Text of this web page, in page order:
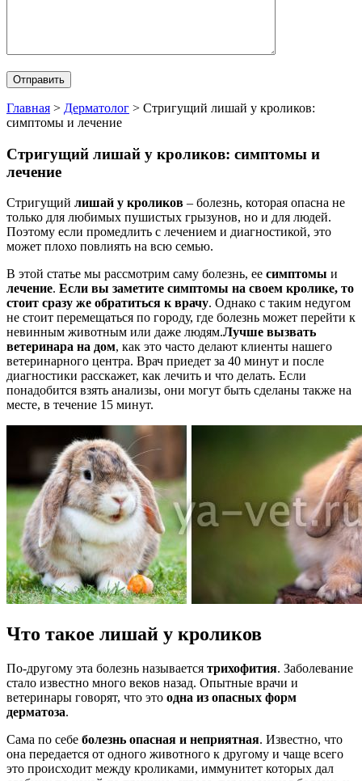
Главная > Дерматолог > Стригущий лишай у кроликов:
симптомы и лечение
Стригущий лишай у кроликов: симптомы и
лечение
Стригущий лишай у кроликов – болезнь, которая опасна не
только для любимых пушистых грызунов, но и для людей.
Поэтому если промедлить с лечением и диагностикой, это
может плохо повлиять на всю семью.
В этой статье мы рассмотрим саму болезнь, ее симптомы и
лечение. Если вы заметите симптомы на своем кролике, то
стоит сразу же обратиться к врачу. Однако с таким недугом
не стоит перемещаться по городу, где болезнь может перейти к
невинным животным или даже людям.Лучше вызвать
ветеринара на дом, как это часто делают клиенты нашего
ветеринарного центра. Врач приедет за 40 минут и после
диагностики расскажет, как лечить и что делать. Если
понадобится взять анализы, они могут быть сделаны также на
месте, в течение 15 минут.
Что такое лишай у кроликов
По-другому эта болезнь называется трихофития. Заболевание
стало известно много веков назад. Опытные врачи и
ветеринары говорят, что это одна из опасных форм
дерматоза.
Сама по себе болезнь опасная и неприятная. Известно, что
она передается от одного животного к другому и чаще всего
это происходит между кроликами, иммунитет которых дал